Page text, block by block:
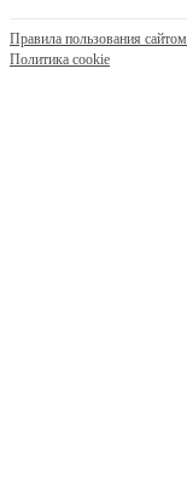
Правила пользования сайтом
Политика cookie